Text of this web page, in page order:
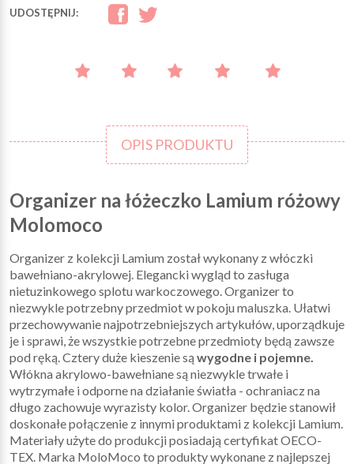
UDOSTĘPNIJ:
OPIS PRODUKTU
Organizer na łóżeczko Lamium różowy
Molomoco
Organizer z kolekcji Lamium został wykonany z włóczki
bawełniano-akrylowej. Elegancki wygląd to zasługa
nietuzinkowego splotu warkoczowego. Organizer to
niezwykle potrzebny przedmiot w pokoju maluszka. Ułatwi
przechowywanie najpotrzebniejszych artykułów, uporządkuje
je i sprawi, że wszystkie potrzebne przedmioty będą zawsze
pod ręką. Cztery duże kieszenie są wygodne i pojemne.
Włókna akrylowo-bawełniane są niezwykle trwałe i
wytrzymałe i odporne na działanie światła - ochraniacz na
długo zachowuje wyrazisty kolor. Organizer będzie stanowił
doskonałe połączenie z innymi produktami z kolekcji Lamium.
Materiały użyte do produkcji posiadają certyfikat OECO-
TEX. Marka MoloMoco to produkty wykonane z najlepszej